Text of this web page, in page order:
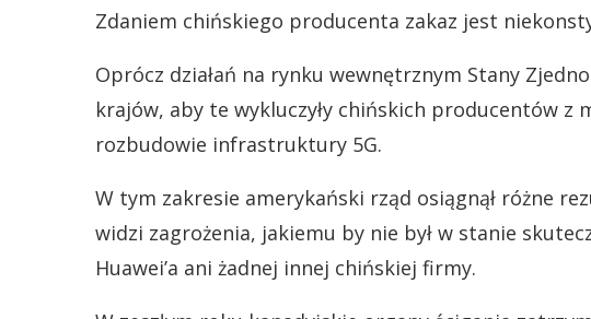
Zdaniem chińskiego producenta zakaz jest
Oprócz działań na rynku wewnętrznym Stany
krajów, aby te wykluczyły chińskich producentów z
rozbudowie infrastruktury 5G.
W tym zakresie amerykański rząd osiągnął różne
widzi zagrożenia, jakiemu by nie był w stanie
Huawei’a ani żadnej innej chińskiej firmy.